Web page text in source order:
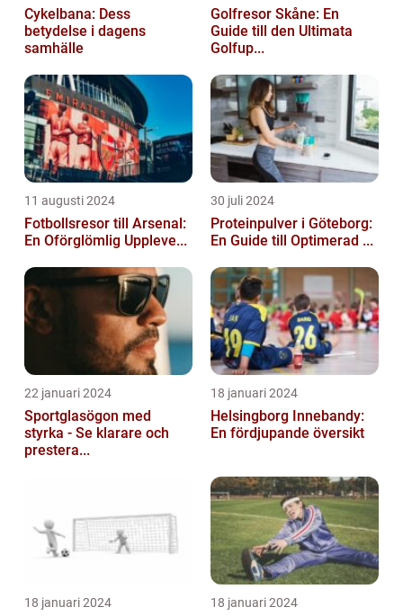
Cykelbana: Dess
betydelse i dagens
samhälle
Golfresor Skåne: En
Guide till den Ultimata
Golfup...
11 augusti 2024
Fotbollsresor till Arsenal:
En Oförglömlig Uppleve...
30 juli 2024
Proteinpulver i Göteborg:
En Guide till Optimerad ...
22 januari 2024
Sportglasögon med
styrka - Se klarare och
prestera...
18 januari 2024
Helsingborg Innebandy:
En fördjupande översikt
18 januari 2024 18 januari 2024